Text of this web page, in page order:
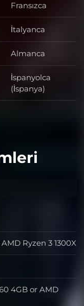
Fransızca
İtalyanca
Almanca
İspanyolca
(İspanya)
Ryzen 3 1300X
4GB or AMD